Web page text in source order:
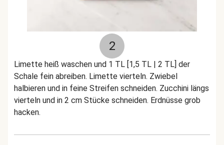
2
Limette heiß waschen und 1 TL [1,5 TL | 2 TL] der
Schale fein abreiben. Limette vierteln. Zwiebel
halbieren und in feine Streifen schneiden. Zucchini längs
vierteln und in 2 cm Stücke schneiden. Erdnüsse grob
hacken.